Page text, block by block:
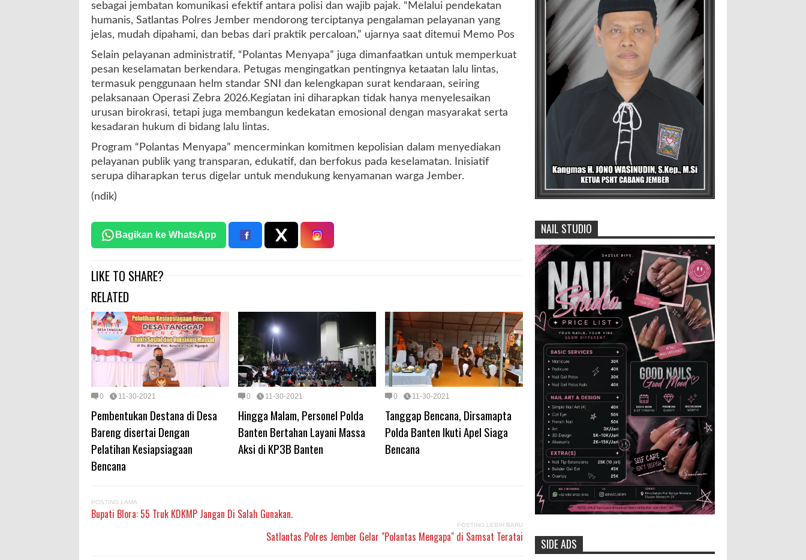
sebagai jembatan komunikasi efektif antara polisi dan wajib pajak. “Melalui pendekatan
humanis, Satlantas Polres Jember mendorong terciptanya pengalaman pelayanan yang
jelas, mudah dipahami, dan bebas dari praktik percaloan,” ujarnya saat ditemui Memo Pos
Selain pelayanan administratif, “Polantas Menyapa” juga dimanfaatkan untuk memperkuat
pesan keselamatan berkendara. Petugas mengingatkan pentingnya ketaatan lalu lintas,
termasuk penggunaan helm standar SNI dan kelengkapan surat kendaraan, seiring
pelaksanaan Operasi Zebra 2026.Kegiatan ini diharapkan tidak hanya menyelesaikan
urusan birokrasi, tetapi juga membangun kedekatan emosional dengan masyarakat serta
kesadaran hukum di bidang lalu lintas.
Program “Polantas Menyapa” mencerminkan komitmen kepolisian dalam menyediakan
pelayanan publik yang transparan, edukatif, dan berfokus pada keselamatan. Inisiatif
serupa diharapkan terus digelar untuk mendukung kenyamanan warga Jember.
(ndik)
Bagikan ke WhatsApp
LIKE TO SHARE?
RELATED
0 11-30-2021
Pembentukan Destana di Desa
Bareng disertai Dengan
Pelatihan Kesiapsiagaan
Bencana
0 11-30-2021
Hingga Malam, Personel Polda
Banten Bertahan Layani Massa
Aksi di KP3B Banten
0 11-30-2021
Tanggap Bencana, Dirsamapta
Polda Banten Ikuti Apel Siaga
Bencana
POSTING LAMA
Bupati Blora: 55 Truk KDKMP Jangan Di Salah Gunakan.
POSTING LEBIH BARU
Satlantas Polres Jember Gelar "Polantas Mengapa" di Samsat Teratai
Duta GenRe Blora 2026 Siap
Untuk Menjadi Agen Perubahan
BLORA — Rizky Akbar Putra
Basyari dari PIK-R Gemilang SMA
Negeri 1 Blora dan Salsabila Hidayatul Kamilah
dari PIK-R Tunas Cahaya Kecamatan B...
Menko Zulhas Wajibkan Program
Makan Bergizi Gratis Menyerap
Bahan Pangan dari Desa
BLORA - Menteri Koordinator
Bidang Pangan RI Zulkifli Hasan menegaskan
bahwa Satuan Pelayanan Pemenuhan Gizi (SPPG)
pelaksana Program Makan ...
David Iswanto Jabat Ketua
Gradasi Kabupaten Jember 2026-
2031
Jajaran Dewan Pengurus DPC
Kabupaten Jember 2025-2031, saat foto
bersama usai acara pelantikan di Gedung
Jember Nusantara, Selasa 28 Juli 2...
Anggota Karang Taruna Urunan
Demi Nobar Indonesia Lawan
Vietnam
Pertandingan sepakbola antara
Tim Indonesia dan Vietnam tidak dilewatkan
begitu saha oleh penggemar bola, termasuk
karang taruna bahkan mere...
Dukung Pariwisata Polres
Magetan Turut Ambil Bagian Trail
Run Ring of Lawu 2026
Istimewa MEMOPOS.co.id,
Erik Bangun Prakasa, S.H., S.I.K., M.M., turut
ambil bagian dalam ajang b...
NAIL STUDIO
SIDE ADS